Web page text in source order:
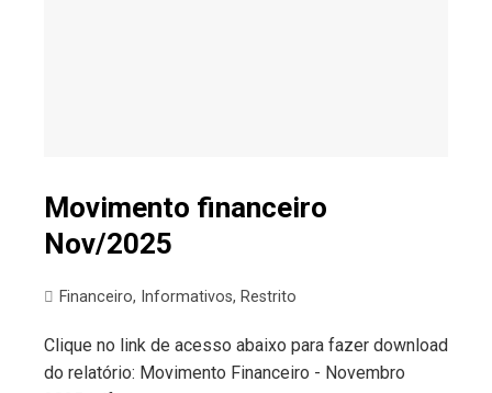
Movimento financeiro
Nov/2025
Financeiro, Informativos, Restrito
Clique no link de acesso abaixo para fazer download
do relatório: Movimento Financeiro - Novembro